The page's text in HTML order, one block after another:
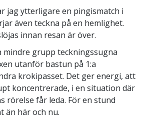
jag ytterligare en pingismatch i
även teckna på en hemlighet.
innan resan är över.
mindre grupp teckningssugna
utanför bastun på 1:a
krokipasset. Det ger energi, att
koncentrerade, i en situation där
rörelse får leda. För en stund
än här och nu.